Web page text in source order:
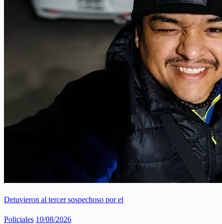
Detuvieron al tercer sospechoso por el
Policiales 10/08/2026